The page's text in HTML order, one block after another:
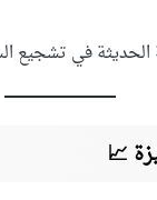
في تشجيع
📈